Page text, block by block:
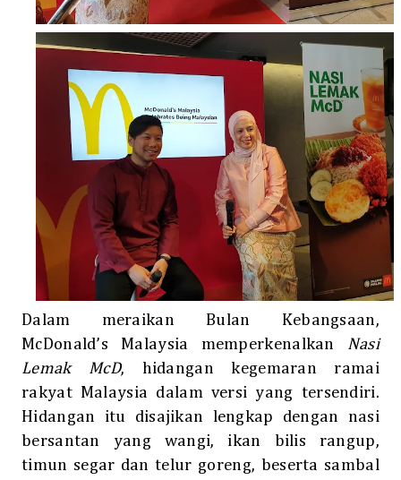
Dalam meraikan Bulan Kebangsaan,
McDonald’s Malaysia memperkenalkan Nasi
Lemak McD, hidangan kegemaran ramai
rakyat Malaysia dalam versi yang tersendiri.
Hidangan itu disajikan lengkap dengan nasi
bersantan yang wangi, ikan bilis rangup,
timun segar dan telur goreng, beserta sambal